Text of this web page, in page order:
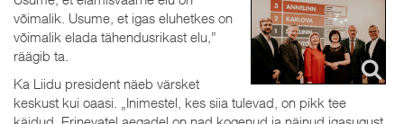
võimalik. Usume, et igas eluhetkes on
võimalik elada tähendusrikast elu,”
räägib ta.
Ka Liidu president näeb värsket
keskust kui oaasi. „Inimestel, kes siia tulevad, on pikk tee